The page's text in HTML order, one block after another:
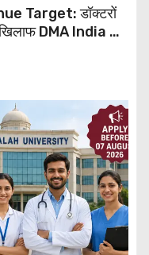
Target: डॉक्टरों
DMA India का
की मांग